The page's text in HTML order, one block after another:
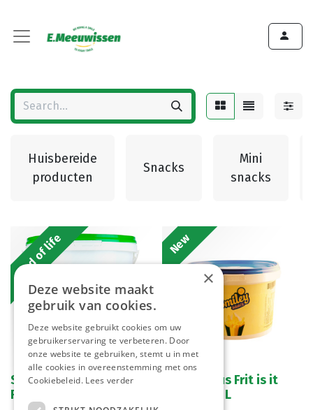
Huisbereide
producten
Snacks
Mini
snacks
End of life
Sweet Frice Sauce 35 %
Frit is it 10 L
New
Smiley Saus Frit is it
Bucket 2.5 L
×
Deze website maakt
gebruik van cookies.
Deze website gebruikt cookies om uw
gebruikerservaring te verbeteren. Door
onze website te gebruiken, stemt u in met
alle cookies in overeenstemming met ons
Cookiebeleid. Lees verder